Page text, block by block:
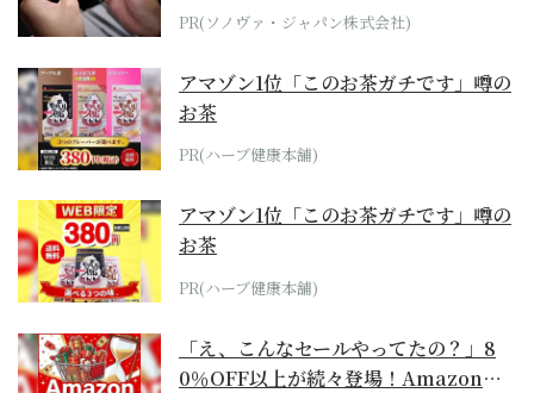
PR(ソノヴァ・ジャパン株式会社)
アマゾン1位「このお茶ガチです」噂の
お茶
PR(ハーブ健康本舗)
アマゾン1位「このお茶ガチです」噂の
お茶
PR(ハーブ健康本舗)
「え、こんなセールやってたの？」8
0％OFF以上が続々登場！Amazonの